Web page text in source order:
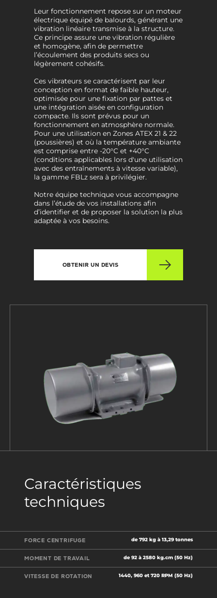
Leur fonctionnement repose sur un moteur
électrique équipé de balourds, générant une
vibration linéaire transmise à la structure.
Ce principe assure une vibration régulière
et homogène, afin de permettre
l’écoulement des produits secs ou
légèrement cohésifs.
Ces vibrateurs se caractérisent par leur
conception en format de faible hauteur,
optimisée pour une fixation par pattes et
une intégration aisée en configuration
compacte. Ils sont prévus pour un
fonctionnement en atmosphère normale.
Pour une utilisation en Zones ATEX 21 & 22
(poussières) et où la température ambiante
est comprise entre -20°C et +40°C
(conditions applicables lors d'une utilisation
avec des entraînements à vitesse variable),
la gamme FBLz sera à privilégier.
Notre équipe technique vous accompagne
dans l’étude de vos installations afin
d’identifier et de proposer la solution la plus
adaptée à vos besoins.
OBTENIR UN DEVIS
Caractéristiques
techniques
FORCE CENTRIFUGE de 792 kg à 13,29 tonnes
MOMENT DE TRAVAIL de 92 à 2580 kg.cm (50 Hz)
VITESSE DE ROTATION 1440, 960 et 720 RPM (50 Hz)